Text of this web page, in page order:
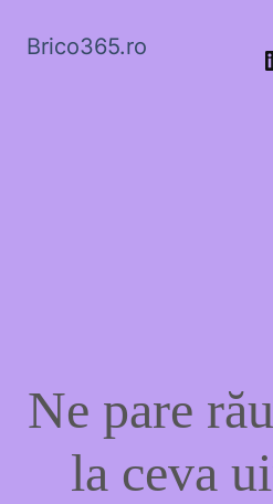
Brico365.ro
Ne pare
la ceva